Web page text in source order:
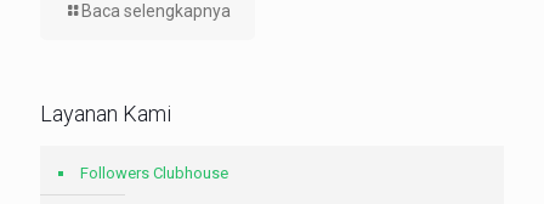
Baca selengkapnya
Layanan Kami
Followers Clubhouse